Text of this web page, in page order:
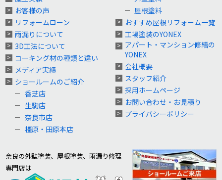
お客様の声
リフォームローン
雨漏りについて
3D工法について
コーキング材の種類と違い
メディア実績
ショールームのご紹介
香芝店
生駒店
奈良市店
橿原・田原本店
屋根塗料
おすすめ屋根リフォーム一覧
工場塗装のYONEX
アパート・マンション修繕の
YONEX
会社概要
スタッフ紹介
採用ホームページ
お問い合わせ・お見積り
プライバシーポリシー
奈良の外壁塗装、屋根塗装、雨漏り修理
専門店は